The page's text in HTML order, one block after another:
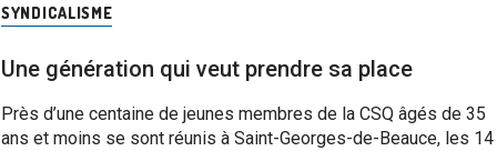
SYNDICALISME
Une génération qui veut prendre sa place
Près d’une centaine de jeunes membres de la CSQ âgés de 35
ans et moins se sont réunis à Saint-Georges-de-Beauce, les 14